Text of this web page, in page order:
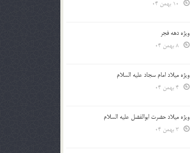
ویژه دهه فجر
ویژه میلاد امام سجاد علیه السلام
ویژه میلاد حضرت ابوالفضل علیه السلام